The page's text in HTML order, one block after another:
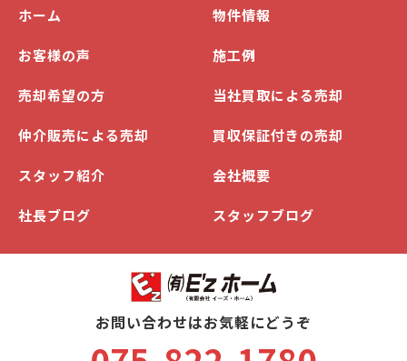
ホーム 物件情報
お客様の声 施工例
売却希望の方 当社買取による売却
仲介販売による売却 買収保証付きの売却
スタッフ紹介 会社概要
社長ブログ スタッフブログ
お問い合わせはお気軽にどうぞ